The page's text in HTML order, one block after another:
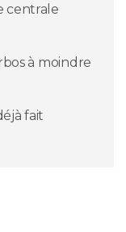
centrale
à moindre
fait